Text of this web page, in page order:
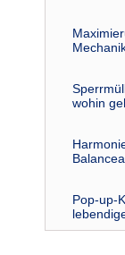
wohin
Pop-up-